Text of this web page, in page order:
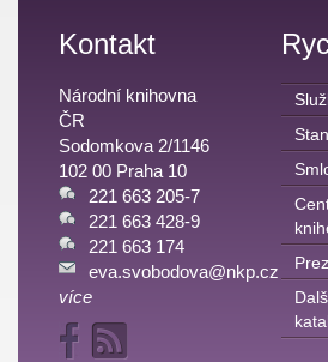
Kontakt
Národní knihovna
ČR
Sodomkova 2/1146
102 00 Praha 10
221 663 205-7
221 663 428-9
221 663 174
eva.svobodova@nkp.cz
více